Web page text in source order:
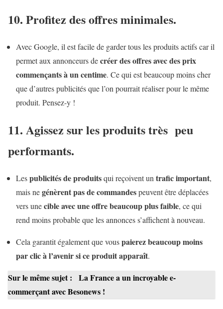
10. Profitez des offres minimales.
Avec Google, il est facile de garder tous les produits actifs car il
permet aux annonceurs decréer des offres avec des prix
commençants à un centime. Ce qui est beaucoup moins cher
que d’autres publicités que l’on pourrait réaliser pour le même
produit. Pensez-y !
11. Agissez sur les produits très peu
performants.
Lespublicités de produitsqui reçoivent un trafic important,
mais negénèrent pas de commandespeuvent être déplacées
vers unecible avec une offre beaucoup plus faible, ce qui
rend moins probable que les annonces s’affichent à nouveau.
Cela garantit également que vouspaierez beaucoup moins
par clic à l’avenir si ce produit apparaît.
Sur le même sujet :
La France a un incroyable e-
commerçant avec Besonews !